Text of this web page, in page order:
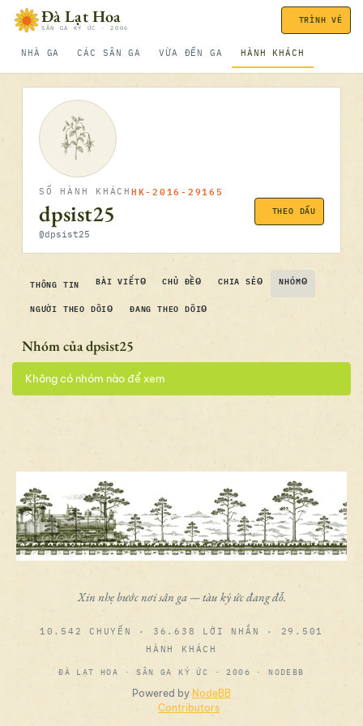
Bỏ qua nội dungĐà Lạt Hoa
SÂN GA KÝ ỨC · 2006
NHÀ GA CÁC SÂN GA VỪA ĐẾN GA HÀNH KHÁCH
TRÌNH VÉ
SỐ HÀNH KHÁCH HK-2016-29165
dpsist25
@dpsist25
THEO DẤU
THÔNG TIN BÀI VIẾT0 CHỦ ĐỀ0 CHIA SẺ0 NHÓM0
NGƯỜI THEO DÕI0 ĐANG THEO DÕI0
Nhóm của dpsist25
Không có nhóm nào để xem
Xin nhẹ bước nơi sân ga — tàu ký ức đang đỗ.
10.542 CHUYẾN · 36.638 LỜI NHẮN · 29.501
HÀNH KHÁCH
ĐÀ LẠT HOA · SÂN GA KÝ ỨC · 2006 · NODEBB
Powered by NodeBB
Contributors